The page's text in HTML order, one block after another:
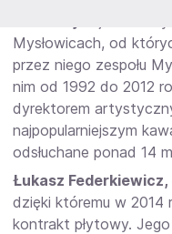
Mysłowicach, od
przez niego zespołu
nim od 1992 do 2012
dyrektorem
najpopularniejszym
odsłuchane ponad 14
Łukasz
dzięki któremu w 2014
kontrakt płytowy. Jego